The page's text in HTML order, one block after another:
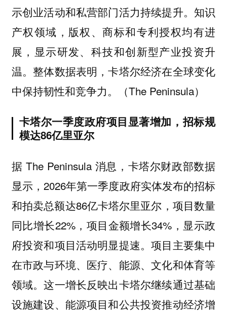
示创业活动和私营部门活力持续提升。知识
产权领域，版权、商标和专利授权均有进
展，显示研发、科技和创新型产业投资升
温。整体数据表明，卡塔尔经济在全球变化
中保持韧性和竞争力。（The Peninsula）
卡塔尔一季度政府项目显著增加，招标规
模达86亿里亚尔
据 The Peninsula 消息，卡塔尔财政部数据
显示，2026年第一季度政府实体发布的招标
和拍卖总额达86亿卡塔尔里亚尔，项目数量
同比增长22%，项目金额增长34%，显示政
府投资和项目活动明显提速。项目主要集中
在市政与环境、医疗、能源、文化和体育等
领域。这一增长反映出卡塔尔继续通过基础
设施建设、能源项目和公共投资推动经济增